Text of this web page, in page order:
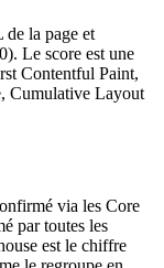
la page et
Le score est une
Contentful Paint,
Cumulative Layout
via les Core
par toutes les
est le chiffre